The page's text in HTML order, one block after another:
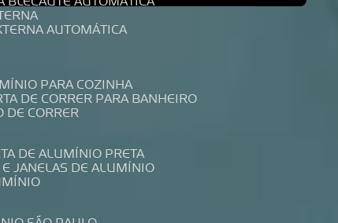
AUTOMÁTICA
PARA COZINHA
DE CORRER PARA BANHEIRO
DE CORRER
DE ALUMÍNIO PRETA
E JANELAS DE ALUMÍNIO